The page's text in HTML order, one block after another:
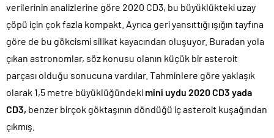
verilerinin analizlerine göre 2020 CD3, bu büyüklükteki uzay
çöpü için çok fazla kompakt. Ayrıca geri yansıttığı ışığın tayfına
göre de bu gökcismi silikat kayacından oluşuyor. Buradan yola
çıkan astronomlar, söz konusu olanın küçük bir asteroit
parçası olduğu sonucuna vardılar. Tahminlere göre yaklaşık
olarak 1,5 metre büyüklüğündeki mini uydu 2020 CD3 yada
CD3, benzer birçok göktaşının döndüğü iç asteroit kuşağından
çıkmış.